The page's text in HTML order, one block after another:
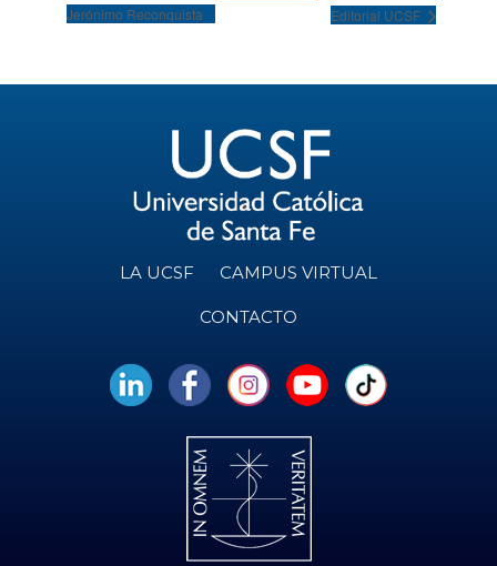
Jerónimo Reconquista
Editorial UCSF
LA UCSF CAMPUS VIRTUAL
CONTACTO